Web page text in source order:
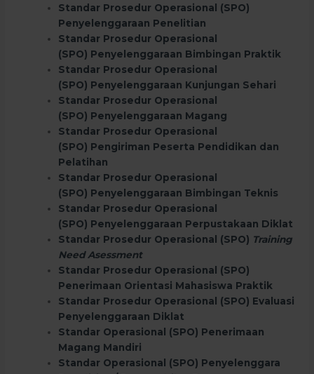
Standar Prosedur Operasional (SPO)
Penyelenggaraan Penelitian
Standar Prosedur Operasional
(SPO) Penyelenggaraan Bimbingan Praktik
Standar Prosedur Operasional
(SPO) Penyelenggaraan Kunjungan Sehari
Standar Prosedur Operasional
(SPO) Penyelenggaraan Magang
Standar Prosedur Operasional
(SPO) Pengiriman Peserta Pendidikan dan
Pelatihan
Standar Prosedur Operasional
(SPO) Penyelenggaraan Bimbingan Teknis
Standar Prosedur Operasional
(SPO) Penyelenggaraan Perpustakaan Diklat
Standar Prosedur Operasional (SPO) Training
Need Asessment
Standar Prosedur Operasional (SPO)
Penerimaan Orientasi Mahasiswa Praktik
Standar Prosedur Operasional (SPO) Evaluasi
Penyelenggaraan Diklat
Standar Operasional (SPO) Penerimaan
Magang Mandiri
Standar Operasional (SPO) Penyelenggara